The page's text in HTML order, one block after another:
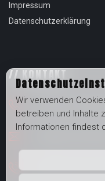
Impressum
Datenschutzerklärung
// KONTAKT
+49 (0)711
Wir verwenden
betreiben und Inhalte
Informationen findest